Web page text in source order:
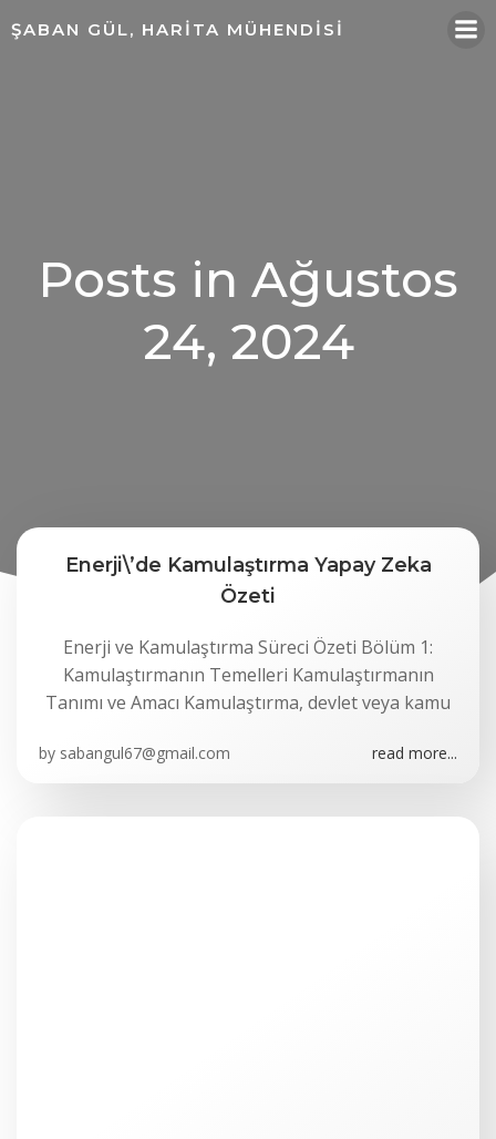
ŞABAN GÜL, HARITA MÜHENDISI
Posts in Ağustos
24, 2024
Enerji\’de Kamulaştırma Yapay Zeka
Özeti
Enerji ve Kamulaştırma Süreci Özeti Bölüm 1:
Kamulaştırmanın Temelleri Kamulaştırmanın
Tanımı ve Amacı Kamulaştırma, devlet veya kamu
by sabangul67@gmail.com read more...